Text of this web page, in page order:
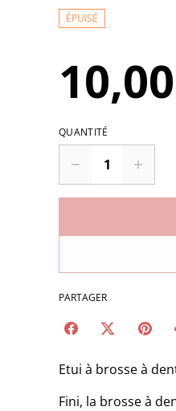
ÉPUISÉ
QUANTITÉ
PARTAGER
Etui à brosse à
Fini, la brosse à